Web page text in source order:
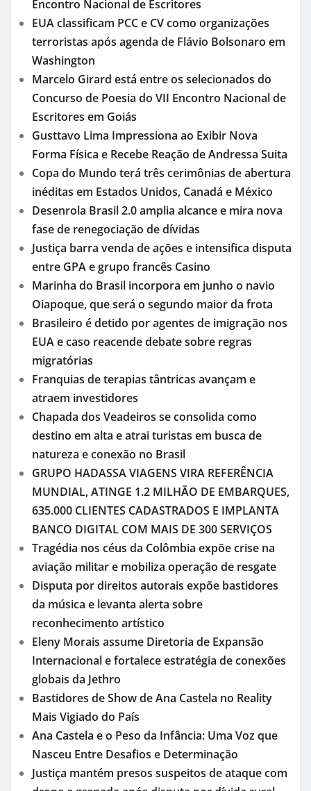
Encontro Nacional de Escritores
EUA classificam PCC e CV como organizações
terroristas após agenda de Flávio Bolsonaro em
Washington
Marcelo Girard está entre os selecionados do
Concurso de Poesia do VII Encontro Nacional de
Escritores em Goiás
Gusttavo Lima Impressiona ao Exibir Nova
Forma Física e Recebe Reação de Andressa Suita
Copa do Mundo terá três cerimônias de abertura
inéditas em Estados Unidos, Canadá e México
Desenrola Brasil 2.0 amplia alcance e mira nova
fase de renegociação de dívidas
Justiça barra venda de ações e intensifica disputa
entre GPA e grupo francês Casino
Marinha do Brasil incorpora em junho o navio
Oiapoque, que será o segundo maior da frota
Brasileiro é detido por agentes de imigração nos
EUA e caso reacende debate sobre regras
migratórias
Franquias de terapias tântricas avançam e
atraem investidores
Chapada dos Veadeiros se consolida como
destino em alta e atrai turistas em busca de
natureza e conexão no Brasil
GRUPO HADASSA VIAGENS VIRA REFERÊNCIA
MUNDIAL, ATINGE 1.2 MILHÃO DE EMBARQUES,
635.000 CLIENTES CADASTRADOS E IMPLANTA
BANCO DIGITAL COM MAIS DE 300 SERVIÇOS
Tragédia nos céus da Colômbia expõe crise na
aviação militar e mobiliza operação de resgate
Disputa por direitos autorais expõe bastidores
da música e levanta alerta sobre
reconhecimento artístico
Eleny Morais assume Diretoria de Expansão
Internacional e fortalece estratégia de conexões
globais da Jethro
Bastidores de Show de Ana Castela no Reality
Mais Vigiado do País
Ana Castela e o Peso da Infância: Uma Voz que
Nasceu Entre Desafios e Determinação
Justiça mantém presos suspeitos de ataque com